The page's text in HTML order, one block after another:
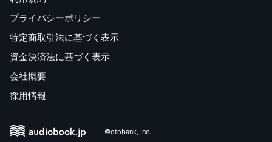
プライバシーポリシー
特定商取引法に基づく表示
資金決済法に基づく表示
会社概要
採用情報
©otobank, Inc.